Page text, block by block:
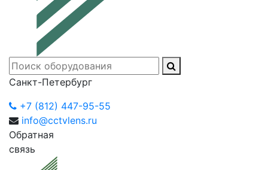
Санкт-Петербург
+7 (812) 447-95-55
info@cctvlens.ru
Обратная
связь